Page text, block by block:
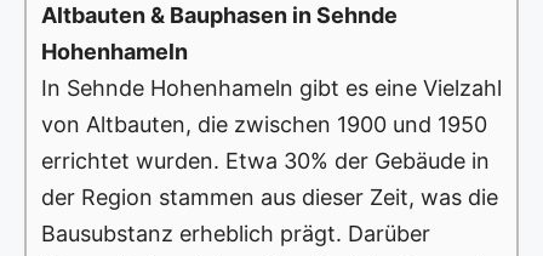
Altbauten & Bauphasen in Sehnde
Hohenhameln
In Sehnde Hohenhameln gibt es eine Vielzahl
von Altbauten, die zwischen 1900 und 1950
errichtet wurden. Etwa 30% der Gebäude in
der Region stammen aus dieser Zeit, was die
Bausubstanz erheblich prägt. Darüber